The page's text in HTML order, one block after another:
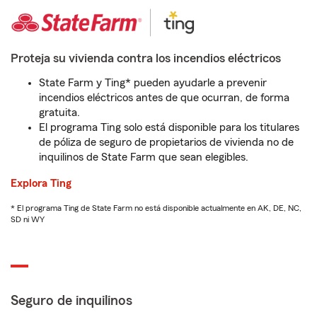
Proteja su vivienda contra los incendios eléctricos
State Farm y Ting* pueden ayudarle a prevenir
incendios eléctricos antes de que ocurran, de forma
gratuita.
El programa Ting solo está disponible para los titulares
de póliza de seguro de propietarios de vivienda no de
inquilinos de State Farm que sean elegibles.
Explora Ting
* El programa Ting de State Farm no está disponible actualmente en AK, DE, NC,
SD ni WY
Seguro de inquilinos